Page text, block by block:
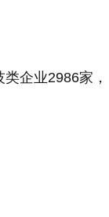
企业2986家，